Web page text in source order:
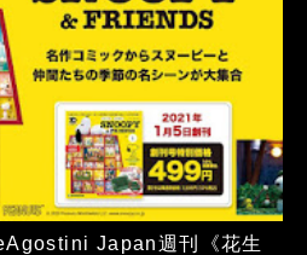
Japan週刊《花生